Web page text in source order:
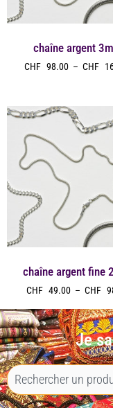
chaîne argent
CHF 98.00 – CHF
chaîne argent fine
CHF 49.00 – CHF
Je